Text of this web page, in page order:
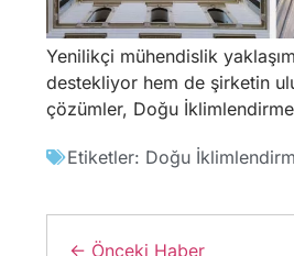
Yenilikçi mühendislik
destekliyor hem de şirketin
çözümler, Doğu
Etiketler: Doğu
← Önceki Haber